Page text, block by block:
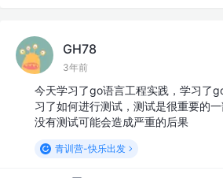
GH78
3年前
今天学习了go语言工程实践，学习了
习了如何进行测试，测试是很重要的一
没有测试可能会造成严重的后果
青训营-快乐出发